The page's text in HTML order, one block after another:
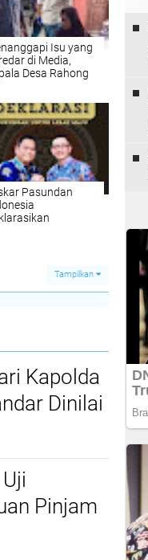
Isu yang
di Media,
Desa Rahong
Pasundan
Tampilkan
Kapolda
Dinilai
Pinjam